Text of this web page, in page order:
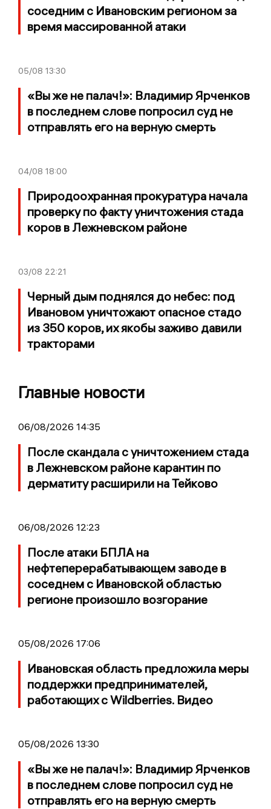
соседним с Ивановским регионом за
время массированной атаки
05/08 13:30
«Вы же не палач!»: Владимир Ярченков
в последнем слове попросил суд не
отправлять его на верную смерть
04/08 18:00
Природоохранная прокуратура начала
проверку по факту уничтожения стада
коров в Лежневском районе
03/08 22:21
Черный дым поднялся до небес: под
Ивановом уничтожают опасное стадо
из 350 коров, их якобы заживо давили
тракторами
Главные новости
06/08/2026 14:35
После скандала с уничтожением стада
в Лежневском районе карантин по
дерматиту расширили на Тейково
06/08/2026 12:23
После атаки БПЛА на
нефтеперерабатывающем заводе в
соседнем с Ивановской областью
регионе произошло возгорание
05/08/2026 17:06
Ивановская область предложила меры
поддержки предпринимателей,
работающих с Wildberries. Видео
05/08/2026 13:30
«Вы же не палач!»: Владимир Ярченков
в последнем слове попросил суд не
отправлять его на верную смерть